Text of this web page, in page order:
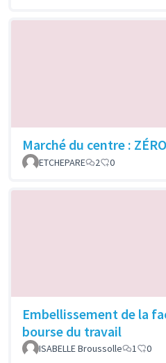
Marché du centre :
ETCHEPARE
2 0
Embellissement de la
bourse du travail
ISABELLE Broussolle 1 0